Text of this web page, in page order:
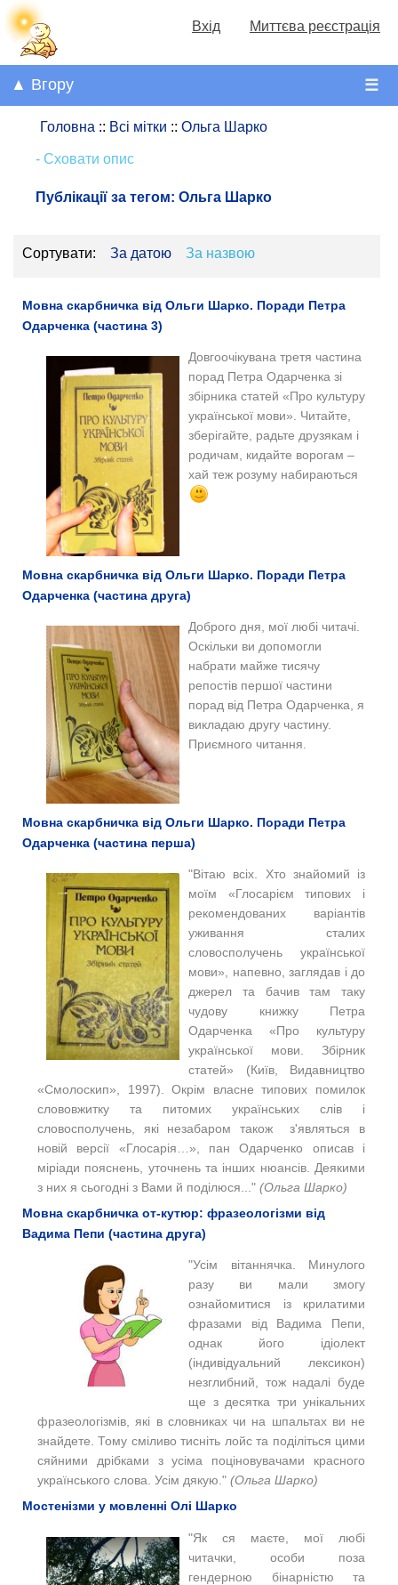
Вхід Миттєва реєстрація
☰
▲ Вгору
Головна :: Всі мітки :: Ольга Шарко
- Сховати опис
Публікації за тегом: Ольга Шарко
Сортувати: За датою За назвою
Мовна скарбничка від Ольги Шарко. Поради Петра
Одарченка (частина 3)
Довгоочікувана третя частина
порад Петра Одарченка зі
збірника статей «Про культуру
української мови». Читайте,
зберігайте, радьте друзякам і
родичам, кидайте ворогам –
хай теж розуму набираються
Мовна скарбничка від Ольги Шарко. Поради Петра
Одарченка (частина друга)
Доброго дня, мої любі читачі.
Оскільки ви допомогли
набрати майже тисячу
репостів першої частини
порад від Петра Одарченка, я
викладаю другу частину.
Приємного читання.
Мовна скарбничка від Ольги Шарко. Поради Петра
Одарченка (частина перша)
"Вітаю всіх. Хто знайомий із
моїм «Глосарієм типових і
рекомендованих варіантів
уживання сталих
словосполучень української
мови», напевно, заглядав і до
джерел та бачив там таку
чудову книжку Петра
Одарченка «Про культуру
української мови. Збірник
статей» (Київ, Видавництво
«Смолоскип», 1997).Окрім власне типових помилок
слововжитку та питомих українських слів і
словосполучень, які незабаром також з'являться в
новій версії «Глосарія…», пан Одарченко описав і
міріади пояснень, уточнень та інших нюансів. Деякими
з них я сьогодні з Вами й поділюся..." (Ольга Шарко)
Мовна скарбничка от-кутюр: фразеологізми від
Вадима Пепи (частина друга)
"Усім вітаннячка. Минулого
разу ви мали змогу
ознайомитися із крилатими
фразами від Вадима Пепи,
однак його ідіолект
(індивідуальний лексикон)
незглибний, тож надалі буде
ще з десятка три унікальних
фразеологізмів, які в словниках чи на шпальтах ви не
знайдете. Тому сміливо тисніть лойс та поділіться цими
сяйними дрібками з усіма поціновувачами красного
українського слова. Усім дякую." (Ольга Шарко)
Мостенізми у мовленні Олі Шарко
"Як ся маєте, мої любі
читачки, особи поза
гендерною бінарністю та